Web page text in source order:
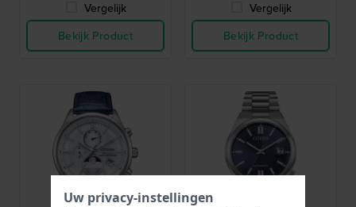
Vergelijk
Bekijk Product
Vergelijk
Bekijk Product
Uw privacy-instellingen